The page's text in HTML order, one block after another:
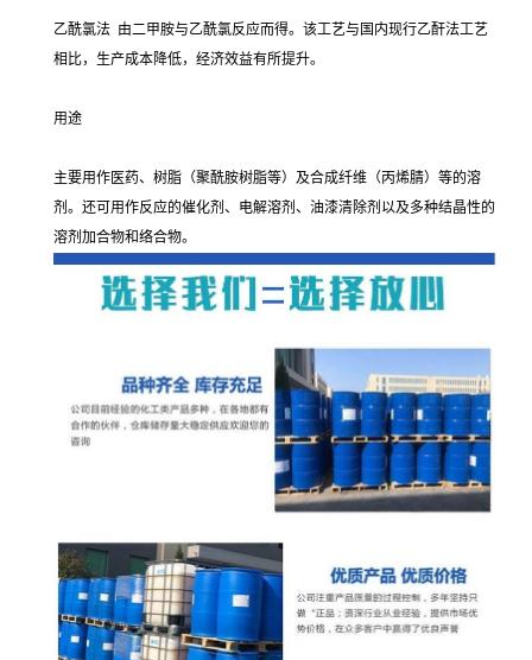
乙酰氯法 由二甲胺与乙酰氯反应而得。该工艺与国内现行乙酐法工艺
相比，生产成本降低，经济效益有所提升。
用途
主要用作医药、树脂（聚酰胺树脂等）及合成纤维（丙烯腈）等的溶
剂。还可用作反应的催化剂、电解溶剂、油漆清除剂以及多种结晶性的
溶剂加合物和络合物。